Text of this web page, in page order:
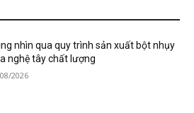
nhìn qua quy trình sản xuất bột nhụy
nghệ tây chất lượng
2026